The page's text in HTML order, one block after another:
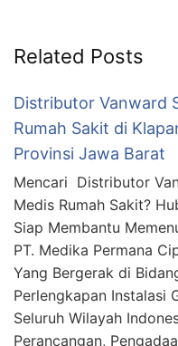
Related Posts
Distributor Vanward
Rumah Sakit di
Provinsi Jawa Barat
Mencari Distributor
Medis Rumah Sakit?
Siap Membantu
PT. Medika Permana
Yang Bergerak di
Perlengkapan Instalasi
Seluruh Wilayah
Perancangan,